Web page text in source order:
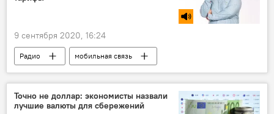
9 сентября 2020, 16:24
Радио
мобильная связь
Таджикистан
Точно не доллар: экономисты назвали
лучшие валюты для сбережений